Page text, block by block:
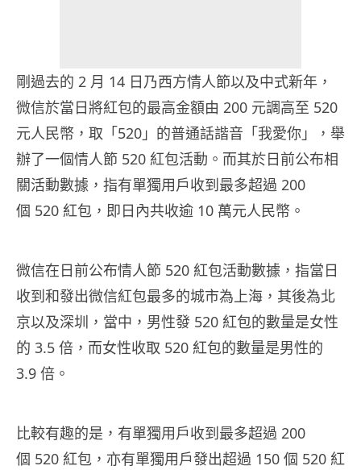
剛過去的 2 月 14 日乃西方情人節以及中式新年，
微信於當日將紅包的最高金額由 200 元調高至 520
元人民幣，取「520」的普通話諧音「我愛你」，舉
辦了一個情人節 520 紅包活動。而其於日前公布相
關活動數據，指有單獨用戶收到最多超過 200
個 520 紅包，即日內共收逾 10 萬元人民幣。
微信在日前公布情人節 520 紅包活動數據，指當日
收到和發出微信紅包最多的城市為上海，其後為北
京以及深圳，當中，男性發 520 紅包的數量是女性
的 3.5 倍，而女性收取 520 紅包的數量是男性的
3.9 倍。
比較有趣的是，有單獨用戶收到最多超過 200
個 520 紅包，亦有單獨用戶發出超過 150 個 520 紅